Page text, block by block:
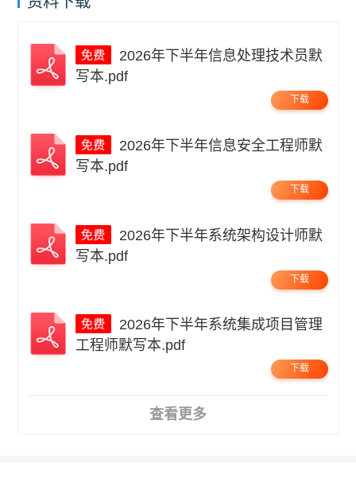
写本.pdf
下载
写本.pdf
下载
写本.pdf
下载
工程师默写本.pdf
下载
查看更多